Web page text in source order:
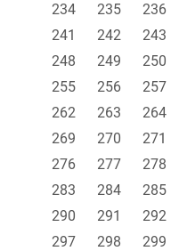
234
235 236
241
242 243
248
249 250
255
256 257
262
263 264
269
270 271
276
277 278
283
284 285
290
291 292
297
298 299